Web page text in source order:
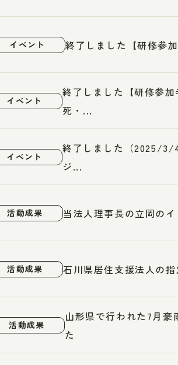
イベント 終了しました【研修参
イベント
終了しました【研修参
死・...
イベント
終了しました（2025/3/
ジ...
活動成果 当法人理事長の立岡の
活動成果 石川県居住支援法人の
活動成果
山形県で行われた7月
た